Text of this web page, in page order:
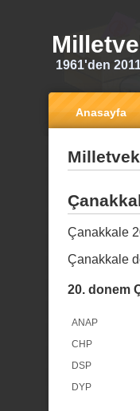
1961'den
Anasayfa
Çanakkale
Çanakkale
20. donem
ANAP
CHP
DSP
DYP